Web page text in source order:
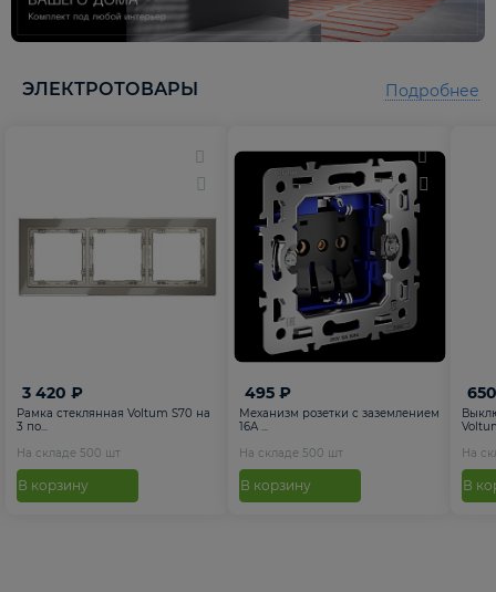
ЭЛЕКТРОТОВАРЫ
3 420 ₽
Рамка стеклянная Voltum S70 на
3 по...
На складе 500 шт
В корзину
495 ₽
Механизм розетки с заземлением
16А ...
На складе 500 шт
В корзину
На
В
Подробнее